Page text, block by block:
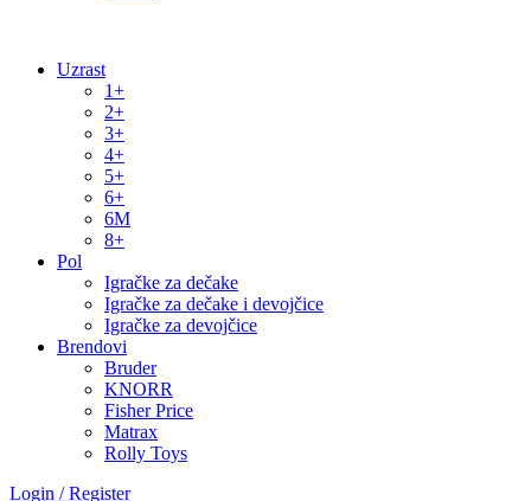
Uzrast
1+
2+
3+
4+
5+
6+
6M
8+
Pol
Igračke za dečake
Igračke za dečake i devojčice
Igračke za devojčice
Brendovi
Bruder
KNORR
Fisher Price
Matrax
Rolly Toys
Login / Register